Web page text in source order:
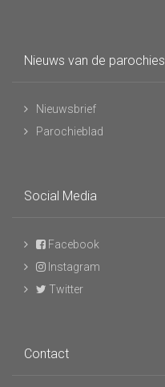
Nieuws van de parochies
Nieuwsbrief
Parochieblad
Social Media
Facebook
Instagram
Twitter
Contact